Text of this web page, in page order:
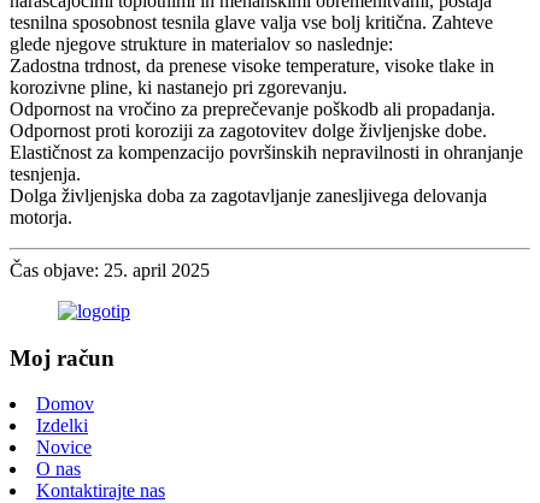
tesnilna sposobnost tesnila glave valja vse bolj kritična. Zahteve
glede njegove strukture in materialov so naslednje:
Zadostna trdnost, da prenese visoke temperature, visoke tlake in
korozivne pline, ki nastanejo pri zgorevanju.
Odpornost na vročino za preprečevanje poškodb ali propadanja.
Odpornost proti koroziji za zagotovitev dolge življenjske dobe.
Elastičnost za kompenzacijo površinskih nepravilnosti in ohranjanje
tesnjenja.
Dolga življenjska doba za zagotavljanje zanesljivega delovanja
motorja.
Čas objave: 25. april 2025
Moj račun
Domov
Izdelki
Novice
O nas
Kontaktirajte nas